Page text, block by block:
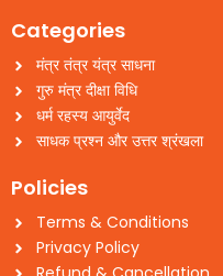
Categories
मंत्र तंत्र यंत्र साधना
गुरु मंत्र दीक्षा विधि
धर्म रहस्य आयुर्वेद
साधक प्रश्न और उत्तर श्रंखला
Policies
Terms & Conditions
Privacy Policy